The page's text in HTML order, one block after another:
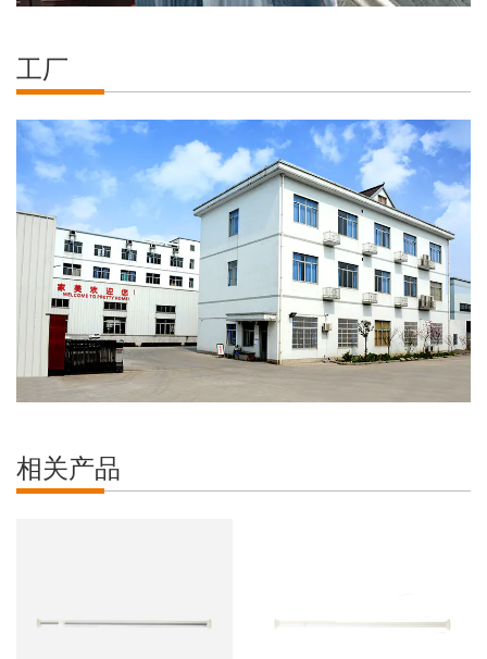
工厂
相关产品